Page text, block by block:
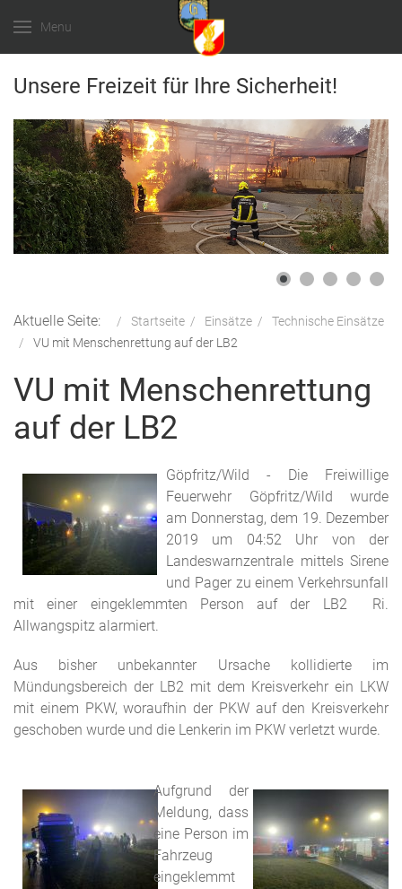
Menu
Unsere Freizeit für Ihre Sicherheit!
Aktuelle Seite: Startseite Einsätze
Technische Einsätze
VU mit Menschenrettung auf der LB2
VU mit Menschenrettung
auf der LB2
Göpfritz/Wild - Die Freiwillige
Feuerwehr Göpfritz/Wild wurde
am Donnerstag, dem 19. Dezember
2019 um 04:52 Uhr von der
Landeswarnzentrale mittels Sirene
und Pager zu einem Verkehrsunfall
mit einer eingeklemmten Person auf der LB2 Ri.
Allwangspitz alarmiert.
Aus bisher unbekannter Ursache kollidierte im
Mündungsbereich der LB2 mit dem Kreisverkehr ein LKW
mit einem PKW, woraufhin der PKW auf den Kreisverkehr
geschoben wurde und die Lenkerin im PKW verletzt wurde.
Aufgrund der
Meldung, dass
eine Person im
Fahrzeug
eingeklemmt